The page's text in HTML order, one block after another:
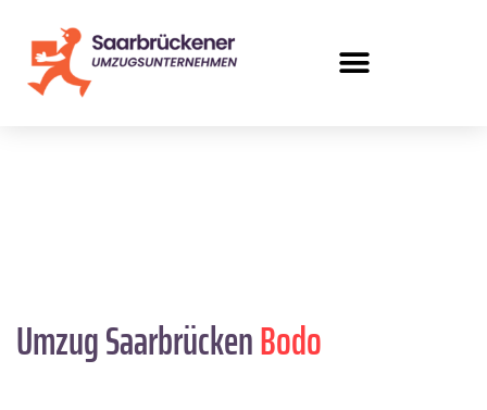
Umzug SaarbrückenBodo